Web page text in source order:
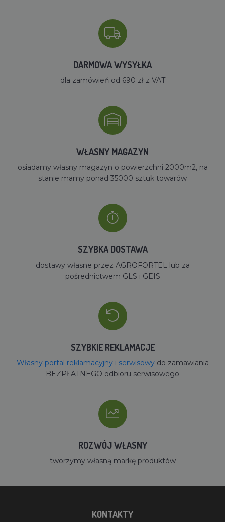
DARMOWA WYSYŁKA
dla zamówień od 690 zł z VAT
WŁASNY MAGAZYN
osiadamy własny magazyn o powierzchni 2000m2, na
stanie mamy ponad 35000 sztuk towarów
SZYBKA DOSTAWA
dostawy własne przez AGROFORTEL lub za
pośrednictwem GLS i GEIS
SZYBKIE REKLAMACJE
Własny portal reklamacyjny i serwisowydo zamawiania
BEZPŁATNEGO odbioru serwisowego
ROZWÓJ WŁASNY
tworzymy własną markę produktów
KONTAKTY